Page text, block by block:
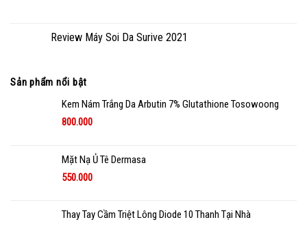
Review Máy Soi Da Surive 2021
Sản phẩm nổi bật
Kem Nám Trắng Da Arbutin 7% Glutathione Tosowoong
800.000
Mặt Nạ Ủ Tê Dermasa
550.000
Thay Tay Cầm Triệt Lông Diode 10 Thanh Tại Nhà